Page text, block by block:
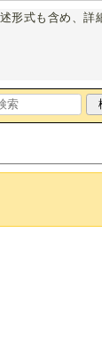
形式も含め、詳